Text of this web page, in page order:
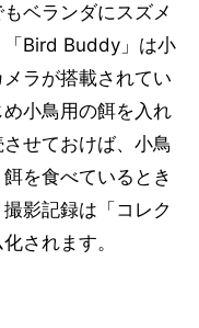
ベランダにスズメ
「Bird Buddy」は小
ラが搭載されてい
小鳥用の餌を入れ
せておけば、小鳥
を食べているとき
影記録は「コレク
されます。